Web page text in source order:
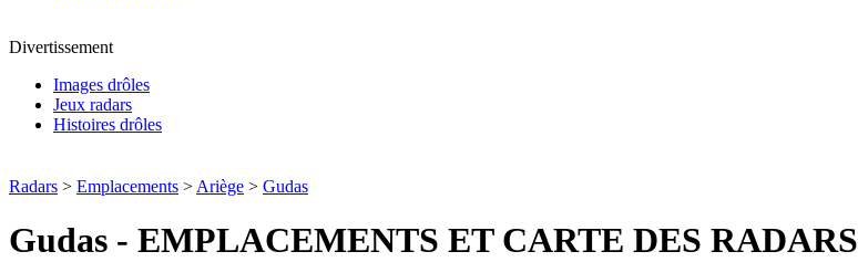
Divertissement
Images drôles
Jeux radars
Histoires drôles
Radars > Emplacements > Ariège > Gudas
Gudas - EMPLACEMENTS ET CARTE DES RADARS